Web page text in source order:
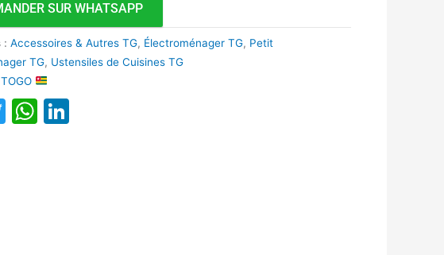
SUR WHATSAPP
:Accessoires & Autres TG, Électroménager TG, Petit
TG, Ustensiles de Cuisines TG
TOGO
TwitterWhatsApp